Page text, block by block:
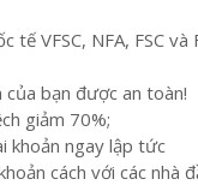
VFSC, NFA, FSC và
bạn được an toàn!
giảm 70%;
khoản ngay lập tức
cách với các nhà